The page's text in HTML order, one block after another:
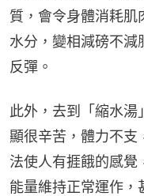
質，會令身體消耗肌
水分，變相減磅不減
反彈。
此外，去到「縮水
顯很辛苦，體力不
法使人有捱餓的感覺
能量維持正常運作，